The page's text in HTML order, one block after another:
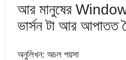
আর মানুষের
ভার্সন টা আর আপাতত
অনুলিখন: অচল পয়সা